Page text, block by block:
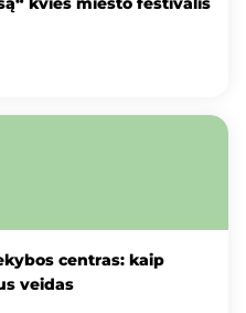
centras: kaip
veidas